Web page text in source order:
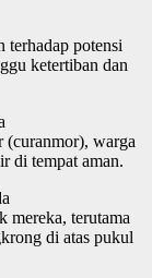
terhadap potensi
ketertiban dan
(curanmor), warga
di tempat aman.
mereka, terutama
di atas pukul